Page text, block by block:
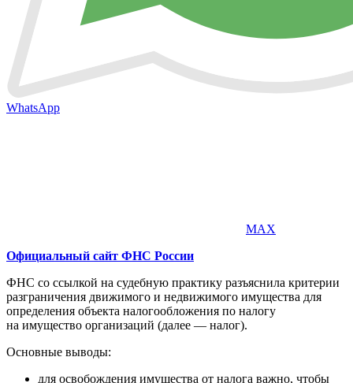
WhatsApp
MAX
Официальный сайт ФНС России
ФНС со ссылкой на судебную практику разъяснила критерии
разграничения движимого и недвижимого имущества для
определения объекта налогообложения по налогу
на имущество организаций (далее — налог).
Основные выводы:
для освобождения имущества от налога важно, чтобы